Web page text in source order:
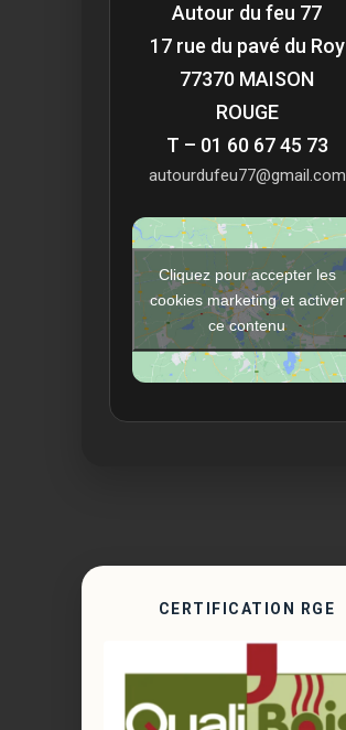
Autour du feu 77
17 rue du pavé du Roy
77370 MAISON
ROUGE
T – 01 60 67 45 73
autourdufeu77@gmail.com
Cliquez pour accepter les
cookies marketing et activer
ce contenu
CERTIFICATION RGE